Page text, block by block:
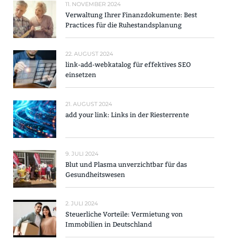
11. NOVEMBER 2024
Verwaltung Ihrer Finanzdokumente: Best
Practices für die Ruhestandsplanung
22. AUGUST 2024
link-add-webkatalog für effektives SEO
einsetzen
21. AUGUST 2024
add your link: Links in der Riesterrente
9. JULI 2024
Blut und Plasma unverzichtbar für das
Gesundheitswesen
2. JULI 2024
Steuerliche Vorteile: Vermietung von
Immobilien in Deutschland